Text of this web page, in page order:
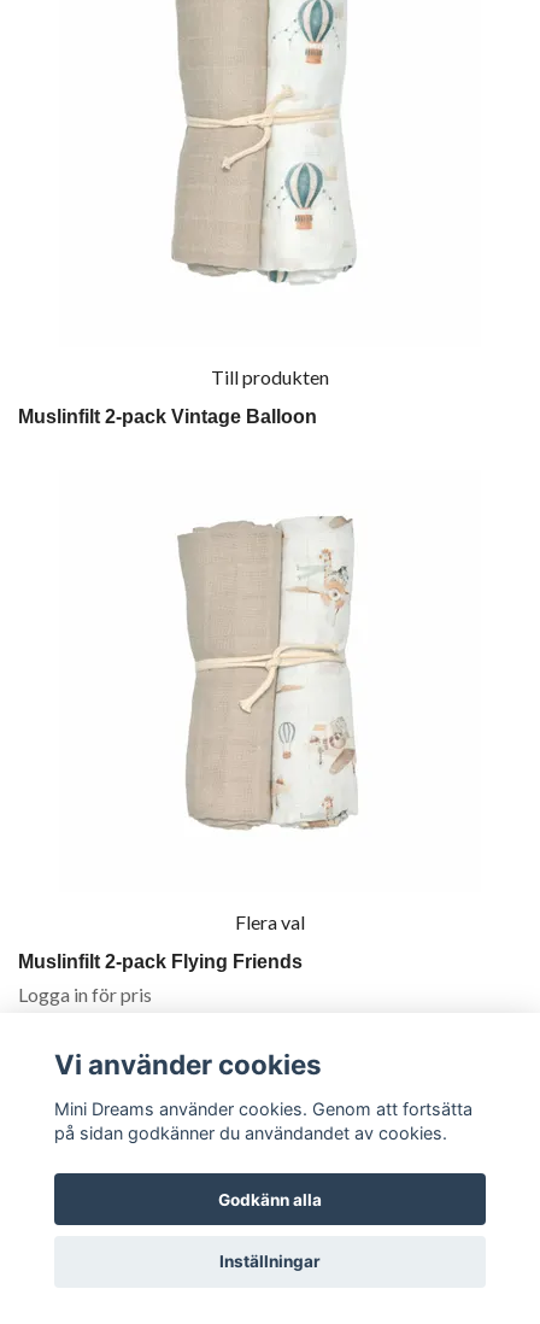
Till produkten
Muslinfilt 2-pack Vintage Balloon
Flera val
Muslinfilt 2-pack Flying Friends
Logga in för pris
Vi använder cookies
Mini Dreams använder cookies. Genom att fortsätta
på sidan godkänner du användandet av cookies.
Godkänn alla
Inställningar